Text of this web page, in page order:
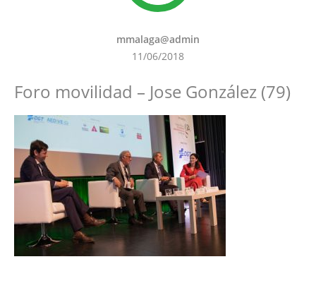
mmalaga@admin
11/06/2018
Foro movilidad – Jose González (79)